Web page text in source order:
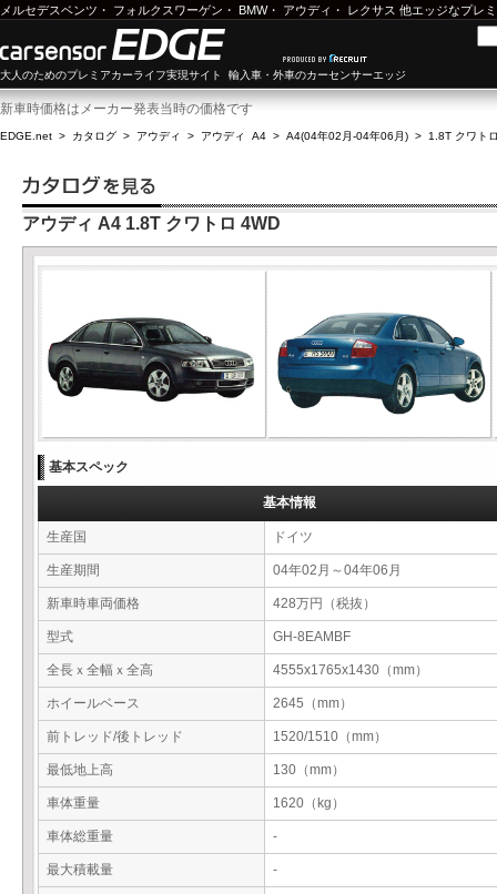
メルセデスベンツ ・ フォルクスワーゲン ・ BMW・ アウディ ・ レクサス 他エッジなプレ
大人のためのプレミアカーライフ実現サイト 輸入車・外車のカーセンサーエッジ
新車時価格はメーカー発表当時の価格です
EDGE.net > カタログ > アウディ > アウディ A4 > A4(04年02月-04年06月) > 1.8T クワト
アウディ A4 1.8T クワトロ 4WD
基本スペック
基本情報
生産国 ドイツ
生産期間 04年02月～04年06月
新車時車両価格 428万円（税抜）
型式 GH-8EAMBF
全長ｘ全幅ｘ全高 4555x1765x1430（mm）
ホイールベース 2645（mm）
前トレッド/後トレッド 1520/1510（mm）
最低地上高 130（mm）
車体重量 1620（kg）
車体総重量 -
最大積載量 -